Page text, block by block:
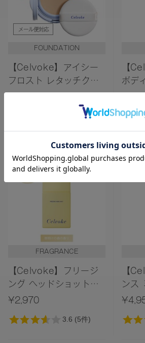
メール便対応
FOUNDATION
【Celvoke】アイシー
フロスト レタッチクッ
ション EX01
【
ボデ
の森
FRAGRANCE
【Celvoke】フリージ
ング ヘッドショット
Dawn Forest 〈夜明け
¥2,970
おす
【
ンス
01
ッデ